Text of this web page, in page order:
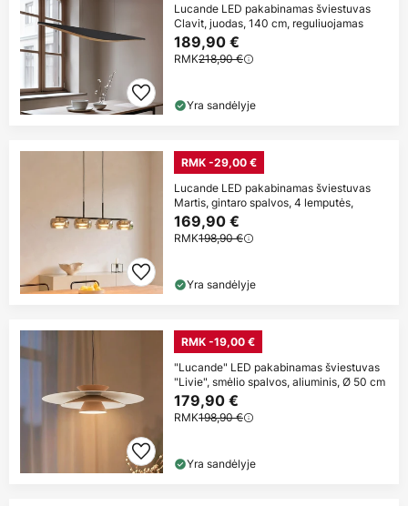
Lucande LED pakabinamas šviestuvas
Clavit, juodas, 140 cm, reguliuojamas
189,90 €
RMK218,90 €
Yra sandėlyje
RMK -29,00 €
Lucande LED pakabinamas šviestuvas
Martis, gintaro spalvos, 4 lemputės,
169,90 €
RMK198,90 €
Yra sandėlyje
RMK -19,00 €
"Lucande" LED pakabinamas šviestuvas
"Livie", smėlio spalvos, aliuminis, Ø 50 cm
179,90 €
RMK198,90 €
Yra sandėlyje